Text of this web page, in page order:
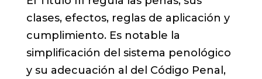
clases, efectos, reglas de aplicación y
cumplimiento. Es notable la
simplificación del sistema penológico
y su adecuación al del Código Penal,